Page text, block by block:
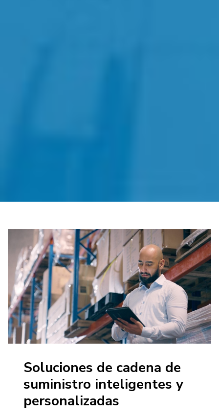
Soluciones de cadena de
suministro inteligentes y
personalizadas